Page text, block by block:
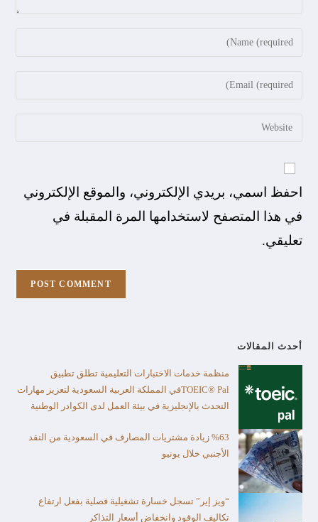
احفظ اسمي، بريدي الإلكتروني، والموقع الإلكتروني
في هذا المتصفح لاستخدامها المرة المقبلة في
تعليقي.
أحدث المقالات
منظمة خدمات الاختبارات التعليمية تطلق تطبيق
TOEIC® Palفي المملكة العربية السعودية لتعزيز مهارات
التحدث بالإنجليزية في بيئة العمل لدى الكوادر الوطنية
%63 زيادة مشتريات المصارف في السعودية من النقد
الأجنبي خلال يونيو
“ويز إير” تسجل خسارة تشغيلية فصلية بفعل ارتفاع
تكاليف الوقود وانخفاض أسعار التذاكر